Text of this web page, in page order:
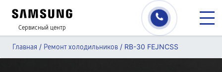
Сервисный центр
Главная / Ремонт холодильников / RB-30 FEJNCSS